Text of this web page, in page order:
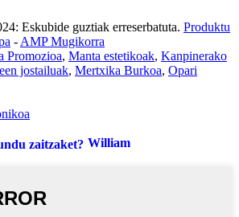
Eskubide guztiak erreserbatuta. Produktu
-AMP Mugikorra
Promozioa, Manta estetikoak, Kanpinerako
jostailuak, Mertxika Burkoa, Opari
William